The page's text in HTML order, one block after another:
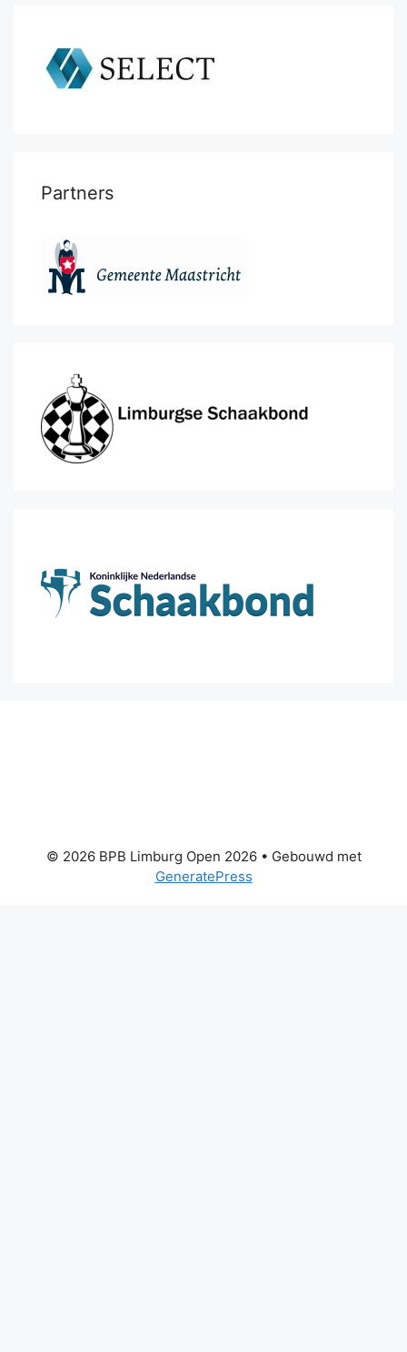
Partners
© 2026 BPB Limburg Open 2026• Gebouwd met
GeneratePress